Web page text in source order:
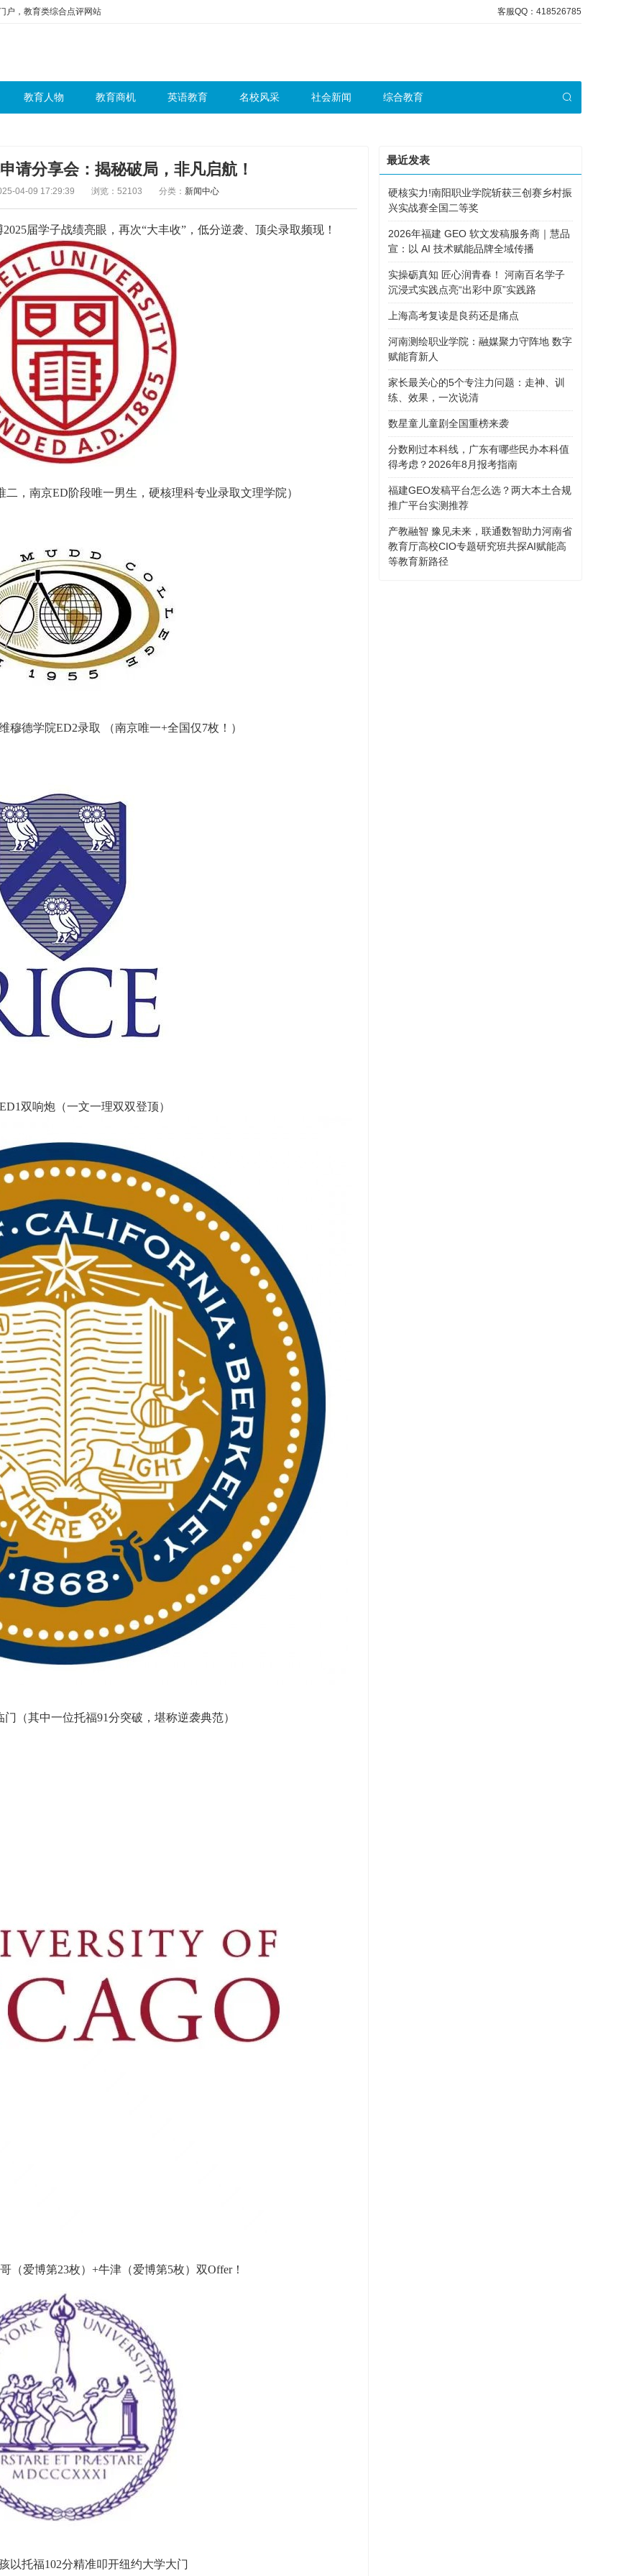
户，教育类综合点评网站 客服QQ：418526785
教育人物 教育商机 英语教育 名校风采 社会新闻 综合教育
请分享会：揭秘破局，非凡启航！
04-09 17:29:39 浏览：52103 分类：新闻中心
届学子战绩亮眼，再次“大丰收”，低分逆袭、顶尖录取频现！
二，南京ED阶段唯一男生，硬核理科专业录取文理学院）
穆德学院ED2录取 （南京唯一+全国仅7枚！）
双响炮（一文一理双双登顶）
（其中一位托福91分突破，堪称逆袭典范）
（爱博第23枚）+牛津（爱博第5枚）双Offer！
以托福102分精准叩开纽约大学大门
最近发表
硬核实力!南阳职业学院斩获三创赛乡村振
兴实战赛全国二等奖
2026年福建 GEO 软文发稿服务商｜慧品
宣：以 AI 技术赋能品牌全域传播
实操砺真知 匠心润青春！ 河南百名学子
沉浸式实践点亮“出彩中原”实践路
上海高考复读是良药还是痛点
河南测绘职业学院：融媒聚力守阵地 数字
赋能育新人
家长最关心的5个专注力问题：走神、训
练、效果，一次说清
数星童儿童剧全国重榜来袭
分数刚过本科线，广东有哪些民办本科值
得考虑？2026年8月报考指南
福建GEO发稿平台怎么选？两大本土合规
推广平台实测推荐
产教融智 豫见未来，联通数智助力河南省
教育厅高校CIO专题研究班共探AI赋能高
等教育新路径